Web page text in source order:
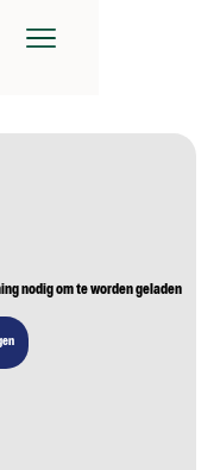
nodig om te worden geladen